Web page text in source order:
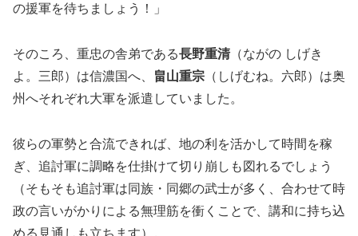
の援軍を待ちましょう！」
そのころ、重忠の舎弟である長野重清（ながの しげき
よ。三郎）は信濃国へ、
畠山重宗 （しげむね。六郎）は奥
州へそれぞれ大軍を派遣していました。
彼らの軍勢と合流できれば、地の利を活かして時間を稼
ぎ、追討軍に調略を仕掛けて切り崩しも図れるでしょう
（そもそも追討軍は同族・同郷の武士が多く、合わせて時
政の言いがかりによる無理筋を衝くことで、講和に持ち込
める見通しも立ちます）。